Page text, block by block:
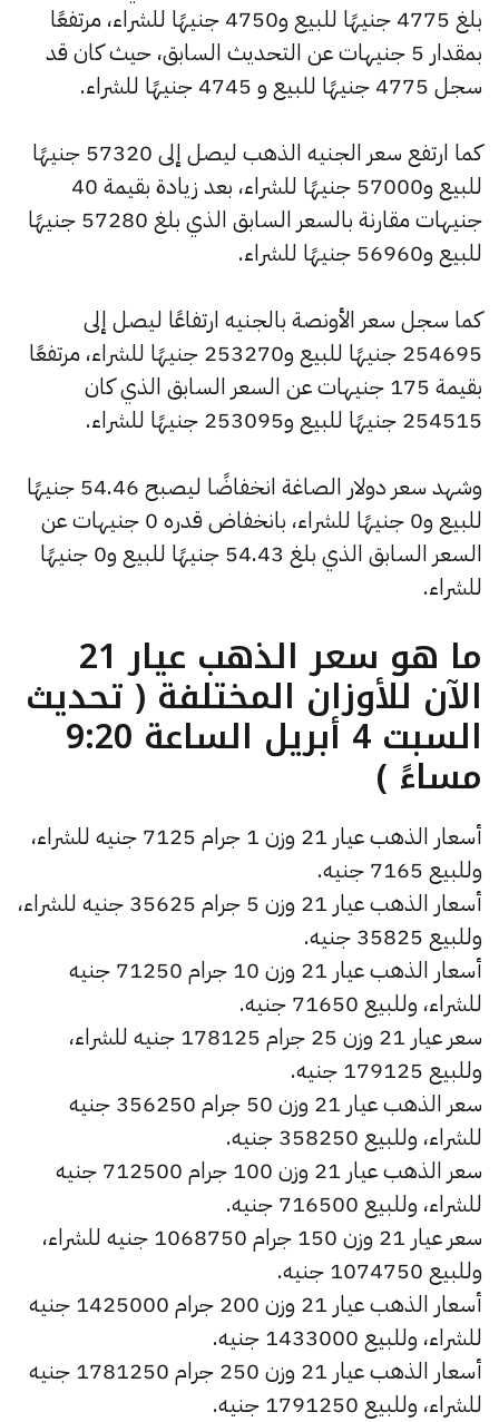
بلغ 4775 جنيهًا للبيع و4750 جنيهًا للشراء، مرتفعًا
بمقدار 5 جنيهات عن التحديث السابق، حيث كان قد
سجل 4775 جنيهًا للبيع و 4745 جنيهًا للشراء.
كما ارتفع سعر الجنيه الذهب ليصل إلى 57320 جنيهًا
للبيع و57000 جنيهًا للشراء، بعد زيادة بقيمة 40
جنيهات مقارنة بالسعر السابق الذي بلغ 57280 جنيهًا
للبيع و56960 جنيهًا للشراء.
كما سجل سعر الأونصة بالجنيه ارتفاعًا ليصل إلى
254695 جنيهًا للبيع و253270 جنيهًا للشراء، مرتفعًا
بقيمة 175 جنيهات عن السعر السابق الذي كان
254515 جنيهًا للبيع و253095 جنيهًا للشراء.
وشهد سعر دولار الصاغة انخفاضًا ليصبح 54.46 جنيهًا
للبيع و0 جنيهًا للشراء، بانخفاض قدره 0 جنيهات عن
السعر السابق الذي بلغ 54.43 جنيهًا للبيع و0 جنيهًا
للشراء.
ما هو سعر الذهب عيار 21
الآن للأوزان المختلفة ( تحديث
السبت 4 أبريل الساعة 9:20
مساءً )
أسعار الذهب عيار 21 وزن 1 جرام 7125 جنيه للشراء،
وللبيع 7165 جنيه.
أسعار الذهب عيار 21 وزن 5 جرام 35625 جنيه للشراء،
وللبيع 35825 جنيه.
أسعار الذهب عيار 21 وزن 10 جرام 71250 جنيه
للشراء، وللبيع 71650 جنيه.
سعر عيار 21 وزن 25 جرام 178125 جنيه للشراء،
وللبيع 179125 جنيه.
سعر الذهب عيار 21 وزن 50 جرام 356250 جنيه
للشراء، وللبيع 358250 جنيه.
سعر الذهب عيار 21 وزن 100 جرام 712500 جنيه
للشراء، وللبيع 716500 جنيه.
سعر عيار 21 وزن 150 جرام 1068750 جنيه للشراء،
وللبيع 1074750 جنيه.
أسعار الذهب عيار 21 وزن 200 جرام 1425000 جنيه
للشراء، وللبيع 1433000 جنيه.
أسعار الذهب عيار 21 وزن 250 جرام 1781250 جنيه
للشراء، وللبيع 1791250 جنيه.